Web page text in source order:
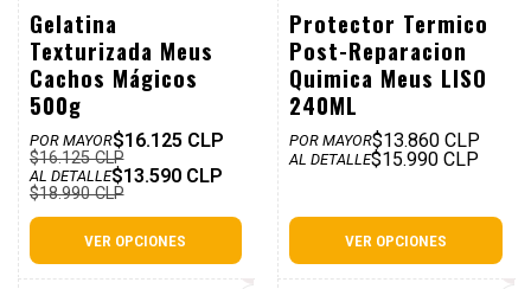
Dcto
Gelatina
Texturizada Meus
Cachos Mágicos
500g
POR MAYOR$16.125 CLP
$16.125 CLP
AL DETALLE$13.590 CLP
$18.990 CLP
VER OPCIONES
Protector Termico
Post-Reparacion
Quimica Meus LISO
240ML
POR MAYOR$13.860 CLP
AL DETALLE$15.990 CLP
VER OPCIONES